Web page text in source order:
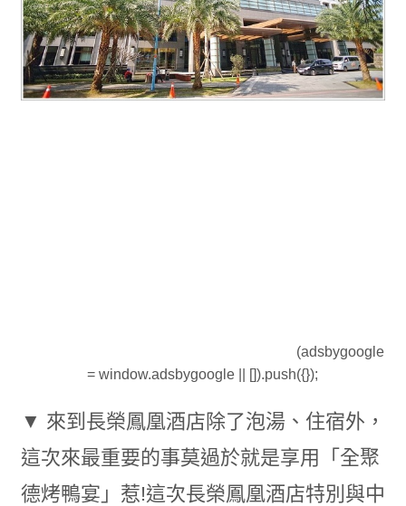
(adsbygoogle
= window.adsbygoogle || []).push({});
▼ 來到長榮鳳凰酒店除了泡湯、住宿外，
這次來最重要的事莫過於就是享用「全聚
德烤鴨宴」惹!這次長榮鳳凰酒店特別與中